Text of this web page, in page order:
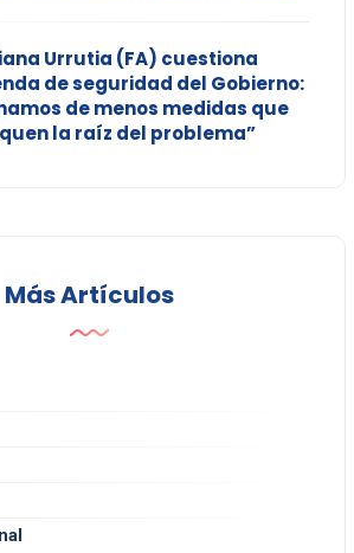
Urrutia (FA) cuestiona
de seguridad del Gobierno:
de menos medidas que
la raíz del problema”
Más Artículos